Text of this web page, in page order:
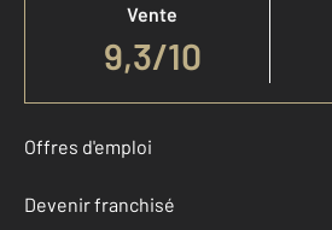
Vente
9,3/10
Offres d'emploi
Devenir franchisé